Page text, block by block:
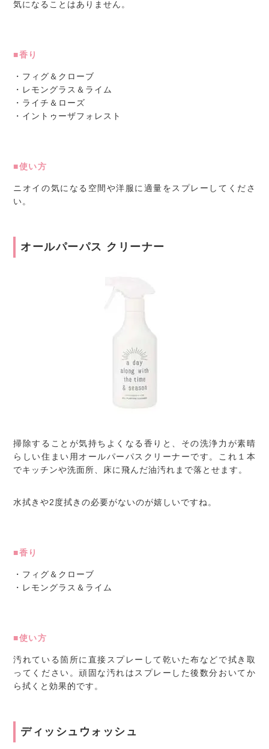
気になることはありません。
■香り
・フィグ＆クローブ
・レモングラス＆ライム
・ライチ＆ローズ
・イントゥーザフォレスト
■使い方
ニオイの気になる空間や洋服に適量をスプレーしてくださ
い。
オールパーパス クリーナー
掃除することが気持ちよくなる香りと、その洗浄力が素晴
らしい住まい用オールパーパスクリーナーです。これ１本
でキッチンや洗面所、床に飛んだ油汚れまで落とせます。
水拭きや2度拭きの必要がないのが嬉しいですね。
■香り
・フィグ＆クローブ
・レモングラス＆ライム
■使い方
汚れている箇所に直接スプレーして乾いた布などで拭き取
ってください。頑固な汚れはスプレーした後数分おいてか
ら拭くと効果的です。
ディッシュウォッシュ